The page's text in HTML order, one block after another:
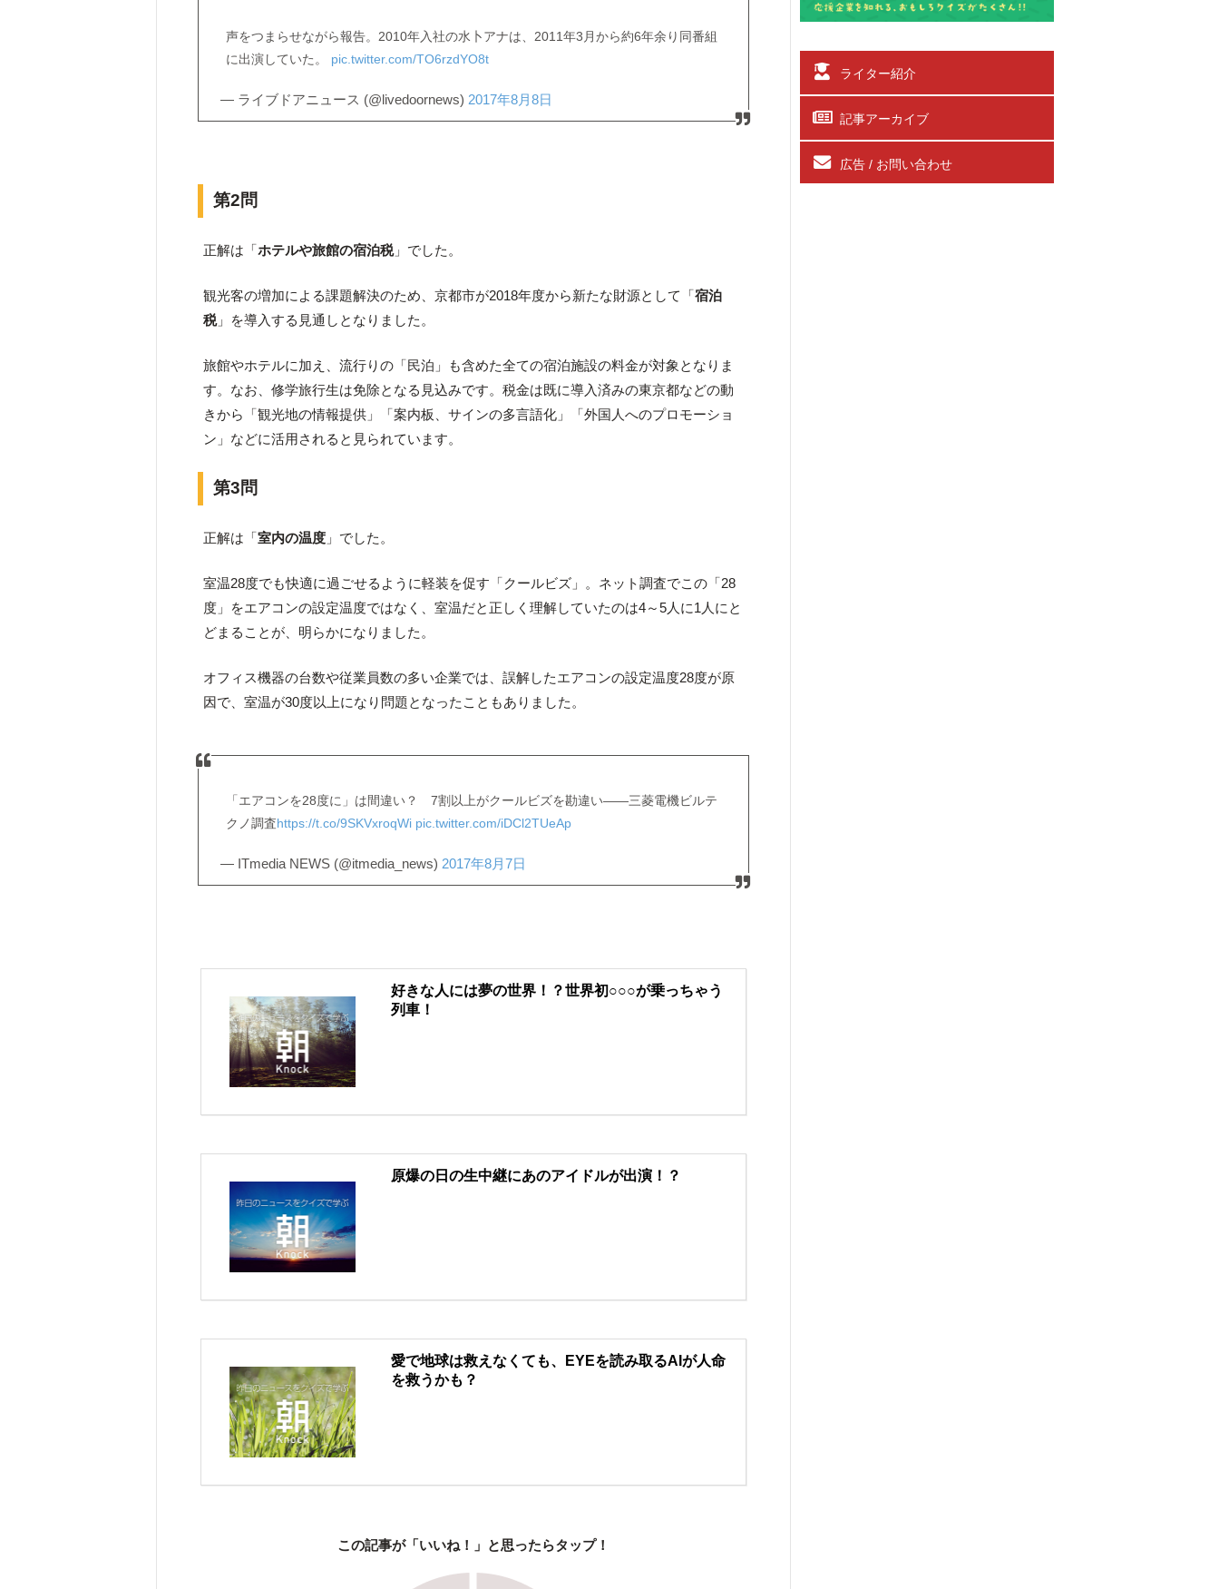
声をつまらせながら報告。2010年入社の水卜アナは、2011年3月から約6年余り同番組
に出演していた。 pic.twitter.com/TO6rzdYO8t
— ライブドアニュース (@livedoornews) 2017年8月8日
第2問
正解は「ホテルや旅館の宿泊税」でした。
観光客の増加による課題解決のため、京都市が2018年度から新たな財源として「宿泊
税」を導入する見通しとなりました。
旅館やホテルに加え、流行りの「民泊」も含めた全ての宿泊施設の料金が対象となりま
す。なお、修学旅行生は免除となる見込みです。税金は既に導入済みの東京都などの動
きから「観光地の情報提供」「案内板、サインの多言語化」「外国人へのプロモーショ
ン」などに活用されると見られています。
第3問
正解は「室内の温度 」でした。
室温28度でも快適に過ごせるように軽装を促す「クールビズ」。ネット調査でこの「28
度」をエアコンの設定温度ではなく、室温だと正しく理解していたのは4～5人に1人にと
どまることが、明らかになりました。
オフィス機器の台数や従業員数の多い企業では、誤解したエアコンの設定温度28度が原
因で、室温が30度以上になり問題となったこともありました。
「エアコンを28度に」は間違い？ 7割以上がクールビズを勘違い――三菱電機ビルテ
クノ調査https://t.co/9SKVxroqWi pic.twitter.com/iDCl2TUeAp
— ITmedia NEWS (@itmedia_news) 2017年8月7日
好きな人には夢の世界！？世界初○○○が乗っちゃう
列車！
原爆の日の生中継にあのアイドルが出演！？
愛で地球は救えなくても、EYEを読み取るAIが人命
を救うかも？
この記事が「いいね！」と思ったらタップ！
ライター紹介
記事アーカイブ
広告 / お問い合わせ